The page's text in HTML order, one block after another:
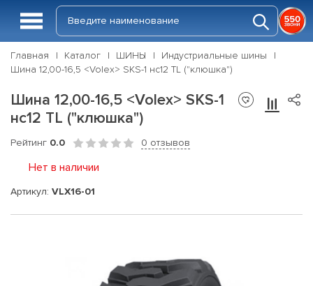
Главная Каталог ШИНЫ
Индустриальные шины
Шина 12,00-16,5 <Volex> SKS-1 нс12 TL ("клюшка")
Шина 12,00-16,5 <Volex> SKS-1
нс12 TL ("клюшка")
Рейтинг 0.0 0 отзывов
Нет в наличии
Артикул: VLX16-01